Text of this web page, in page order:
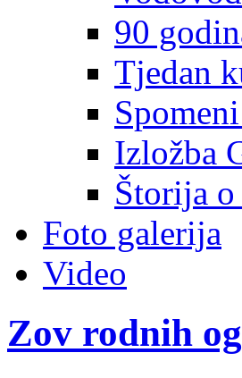
90
Tjedan
Izložba
Štorija
Foto galerija
Video
Zov rodnih